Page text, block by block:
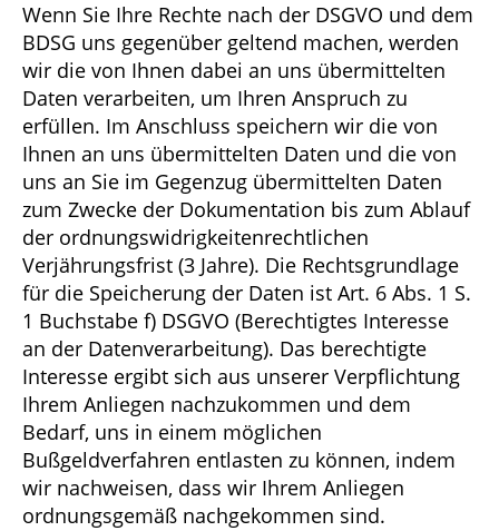
Wenn Sie Ihre Rechte nach der DSGVO und dem
BDSG uns gegenüber geltend machen, werden
wir die von Ihnen dabei an uns übermittelten
Daten verarbeiten, um Ihren Anspruch zu
erfüllen. Im Anschluss speichern wir die von
Ihnen an uns übermittelten Daten und die von
uns an Sie im Gegenzug übermittelten Daten
zum Zwecke der Dokumentation bis zum Ablauf
der ordnungswidrigkeitenrechtlichen
Verjährungsfrist (3 Jahre). Die Rechtsgrundlage
für die Speicherung der Daten ist Art. 6 Abs. 1 S.
1 Buchstabe f) DSGVO (Berechtigtes Interesse
an der Datenverarbeitung). Das berechtigte
Interesse ergibt sich aus unserer Verpflichtung
Ihrem Anliegen nachzukommen und dem
Bedarf, uns in einem möglichen
Bußgeldverfahren entlasten zu können, indem
wir nachweisen, dass wir Ihrem Anliegen
ordnungsgemäß nachgekommen sind.